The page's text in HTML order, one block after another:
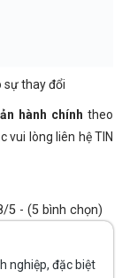
sự thay đổi
hành chính theo
vui lòng liên hệ TIN
5 - (5 bình chọn)
nghiệp, đặc biệt